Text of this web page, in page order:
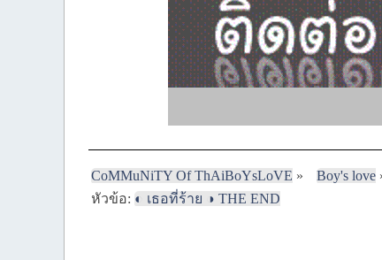
CoMMuNiTY Of ThAiBoYsLoVE » Boy's love
หัวข้อ: ◐ เธอที่ร้าย ◑ THE END